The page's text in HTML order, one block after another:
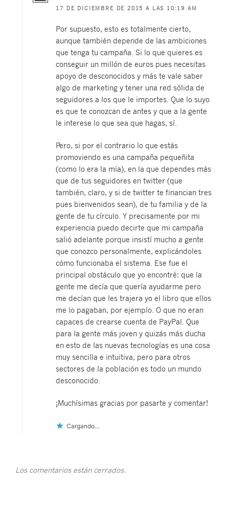
17 DE DICIEMBRE DE 2015 A LAS 10:19 AM
Por supuesto, esto es totalmente cierto,
aunque también depende de las ambiciones
que tenga tu campaña. Si lo que quieres es
conseguir un millón de euros pues necesitas
apoyo de desconocidos y más te vale saber
algo de marketing y tener una red sólida de
seguidores a los que le importes. Que lo suyo
es que te conozcan de antes y que a la gente
le interese lo que sea que hagas, sí.
Pero, si por el contrario lo que estás
promoviendo es una campaña pequeñita
(como lo era la mía), en la que dependes más
que de tus seguidores en twitter (que
también, claro, y si de twitter te financian tres
pues bienvenidos sean), de tu familia y de la
gente de tu círculo. Y precisamente por mi
experiencia puedo decirte que mi campaña
salió adelante porque insistí mucho a gente
que conozco personalmente, explicándoles
cómo funcionaba el sistema. Ese fue el
principal obstáculo que yo encontré: que la
gente me decía que quería ayudarme pero
me decían que les trajera yo el libro que ellos
me lo pagaban, por ejemplo. O que no eran
capaces de crearse cuenta de PayPal. Que
para la gente más joven y quizás más ducha
en esto de las nuevas tecnologías es una cosa
muy sencilla e intuitiva, pero para otros
sectores de la población es todo un mundo
desconocido.
¡Muchísimas gracias por pasarte y comentar!
Cargando...
Los comentarios están cerrados.